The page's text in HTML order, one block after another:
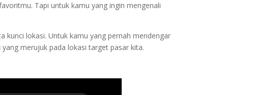
Tapi untuk kamu yang ingin mengenali
kunci lokasi. Untuk kamu yang pernah mendengar
merujuk pada lokasi target pasar kita.